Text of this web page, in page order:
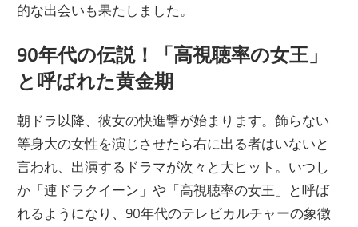
的な出会いも果たしました。
90年代の伝説！「高視聴率の女王」
と呼ばれた黄金期
朝ドラ以降、彼女の快進撃が始まります。飾らない
等身大の女性を演じさせたら右に出る者はいないと
言われ、出演するドラマが次々と大ヒット。いつし
か「連ドラクイーン」や「高視聴率の女王」と呼ば
れるようになり、90年代のテレビカルチャーの象徴